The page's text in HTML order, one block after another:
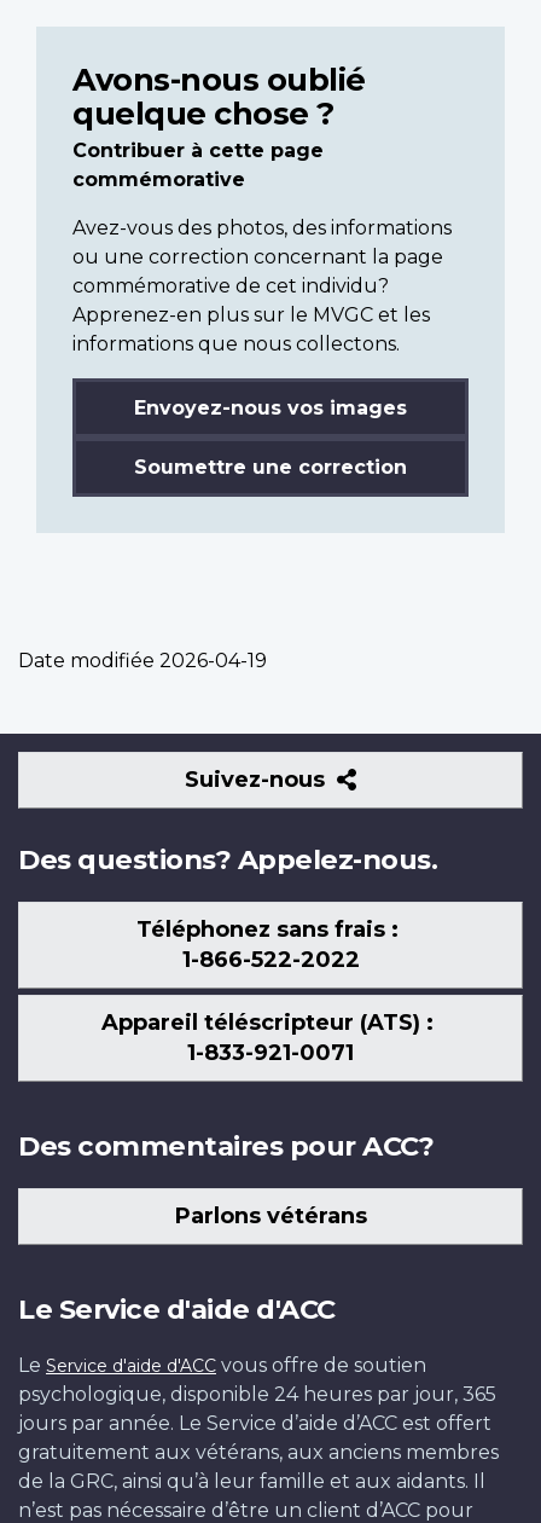
Avons-nous oublié
quelque chose ?
Contribuer à cette page
commémorative
Avez-vous des photos, des informations
ou une correction concernant la page
commémorative de cet individu?
Apprenez-en plus sur le MVGC et les
informations que nous collectons.
Envoyez-nous vos images
Soumettre une correction
Date modifiée 2026-04-19
Suivez-nous
Suivez-
nous
Des questions? Appelez-nous.
Téléphonez sans frais :
1-866-522-2022
Appareil téléscripteur (ATS) :
1-833-921-0071
Des commentaires pour ACC?
Parlons vétérans
Le Service d'aide d'ACC
Le Service d'aide d'ACC vous offre de soutien
psychologique, disponible 24 heures par jour, 365
jours par année. Le Service d’aide d’ACC est offert
gratuitement aux vétérans, aux anciens membres
de la GRC, ainsi qu’à leur famille et aux aidants. Il
n’est pas nécessaire d’être un client d’ACC pour